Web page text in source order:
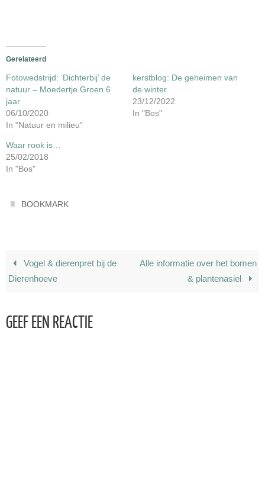
Gerelateerd
Fotowedstrijd: ‘Dichterbij’ de
natuur – Moedertje Groen 6
jaar
06/10/2020
In "Natuur en milieu"
kerstblog: De geheimen van
de winter
23/12/2022
In "Bos"
Waar rook is…
25/02/2018
In "Bos"
BOOKMARK.
Vogel & dierenpret bij de
Dierenhoeve
Alle informatie over het bomen
& plantenasiel
GEEF EEN REACTIE